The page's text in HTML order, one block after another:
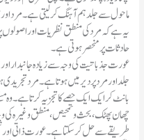
ماحول سے جلد ہم آہنگ کر لیتی ہے۔ مرد
یہ ہے کہ مرد کی منطق نظریات اور اصولوں
حادثات پر منحصر ہوتی ہے۔
عورت جذباتیت کی وجہ سے زیادہ جانبدار
جلد اور مرد پر دیر میں ہوتا ہے۔ مرد
بانٹ کر ایک ایک حصے کا تجزیہ کرتا ہے۔ وہ
چھان پھٹک، بحث و تمحیص ، منطق و غیر ہ کی
طریقے سے حل کر سکتا ہے۔ عورت ذاتی اور